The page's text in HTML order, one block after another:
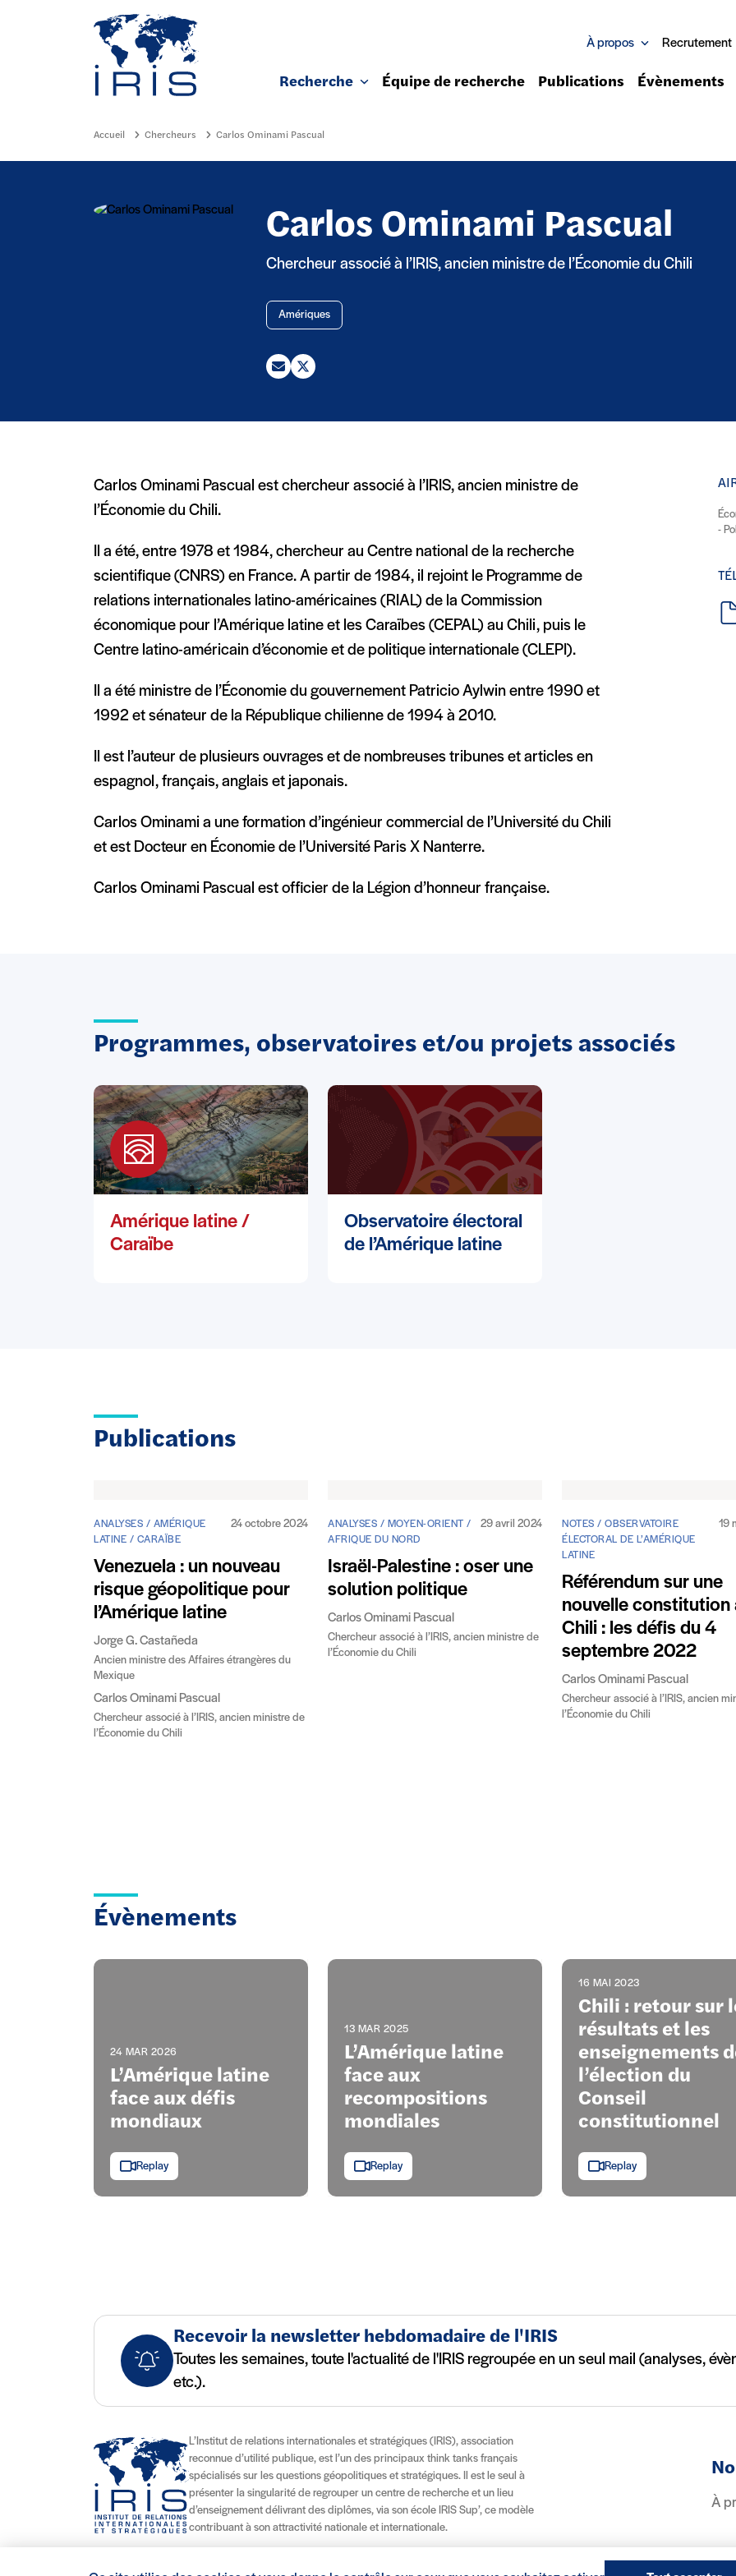
Aller au contenu principal
À propos Recrutement
Recherche Équipe de recherche Publications Évènements
Accueil Chercheurs Carlos Ominami Pascual
Carlos Ominami Pascual
Chercheur associé à l’IRIS, ancien ministre de l’Économie du Chili
Amériques
Email (nouvelle fenêtre)
X (Twitter) (nouvelle fenêtre)
Carlos Ominami Pascual est chercheur associé à l’IRIS, ancien ministre de
l’Économie du Chili.
Il a été, entre 1978 et 1984, chercheur au Centre national de la recherche
scientifique (CNRS) en France. A partir de 1984, il rejoint le Programme de
relations internationales latino-américaines (RIAL) de la Commission
économique pour l’Amérique latine et les Caraïbes (CEPAL) au Chili, puis le
Centre latino-américain d’économie et de politique internationale (CLEPI).
Il a été ministre de l’Économie du gouvernement Patricio Aylwin entre 1990 et
1992 et sénateur de la République chilienne de 1994 à 2010.
Il est l’auteur de plusieurs ouvrages et de nombreuses tribunes et articles en
espagnol, français, anglais et japonais.
Carlos Ominami a une formation d’ingénieur commercial de l’Université du Chili
et est Docteur en Économie de l’Université Paris X Nanterre.
Carlos Ominami Pascual est officier de la Légion d’honneur française.
-
Programmes, observatoires et/ou projets associés
Amérique latine /
Caraïbe
Observatoire électoral
de l’Amérique latine
Publications
ANALYSES / AMÉRIQUE
LATINE / CARAÏBE
24 octobre 2024
Venezuela : un nouveau
risque géopolitique pour
l’Amérique latine
Jorge G. Castañeda
Ancien ministre des Affaires étrangères du
Mexique
Carlos Ominami Pascual
Chercheur associé à l’IRIS, ancien ministre de
l’Économie du Chili
ANALYSES / MOYEN-ORIENT /
AFRIQUE DU NORD
29 avril 2024
Israël-Palestine : oser une
solution politique
Carlos Ominami Pascual
Chercheur associé à l’IRIS, ancien ministre de
l’Économie du Chili
NOTES / OBSERVATOIRE
ÉLECTORAL DE L’AMÉRIQUE
LATINE
19
Référendum sur une
nouvelle constitution
Chili : les défis du 4
septembre 2022
Carlos Ominami Pascual
Chercheur associé à l’IRIS, ancien
l’Économie du Chili
Évènements
24 MAR 2026
L’Amérique latine
face aux défis
mondiaux
Replay
13 MAR 2025
L’Amérique latine
face aux
recompositions
mondiales
Replay
16 MAI 2023
Chili : retour sur
résultats et les
enseignements
l’élection du
Conseil
constitutionnel
Replay
Recevoir la newsletter hebdomadaire de l'IRIS
Toutes les semaines, toute l'actualité de l'IRIS regroupée en un seul mail (analyses,
etc.).
L’Institut de relations internationales et stratégiques (IRIS), association
reconnue d’utilité publique, est l’un des principaux think tanks français
spécialisés sur les questions géopolitiques et stratégiques. Il est le seul à
présenter la singularité de regrouper un centre de recherche et un lieu
d’enseignement délivrant des diplômes, via son école IRIS Sup’, ce modèle
contribuant à son attractivité nationale et internationale.
À